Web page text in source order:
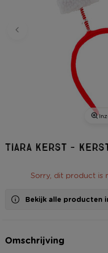
Tiara kerst -
Sorry, dit product is
Bekijk alle producten
Omschrijving